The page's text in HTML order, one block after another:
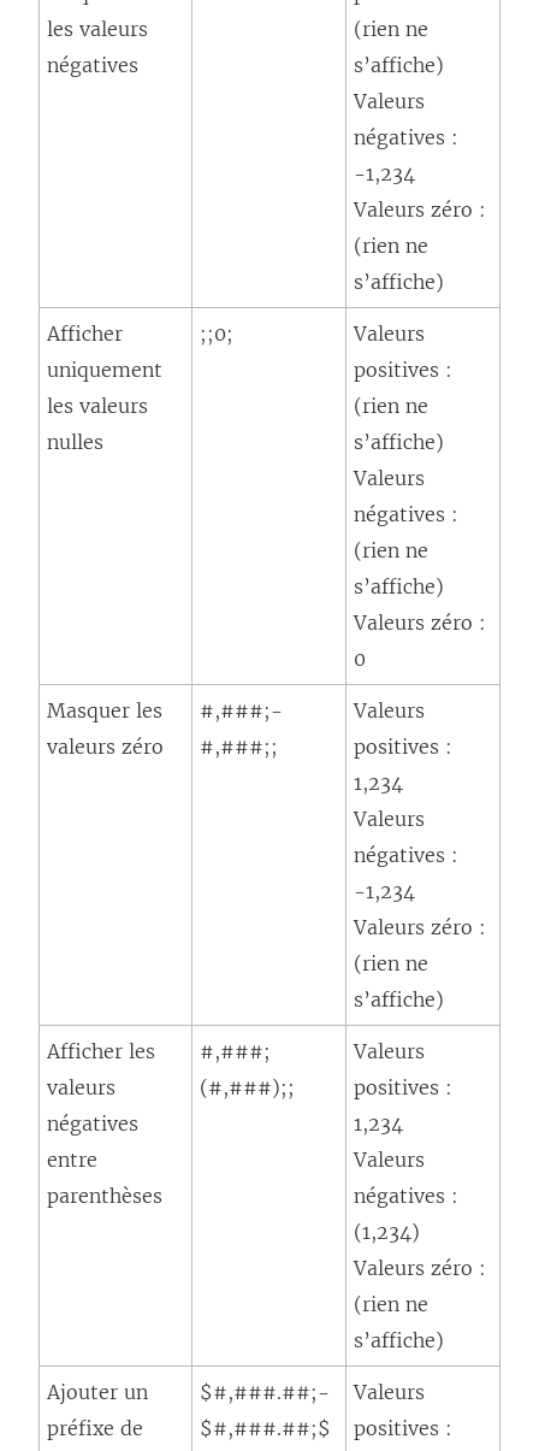
les valeurs
négatives
(rien ne
s’affiche)
Valeurs
négatives :
-1,234
Valeurs zéro :
(rien ne
s’affiche)
Afficher
uniquement
les valeurs
nulles
;;0;
Valeurs
positives :
(rien ne
s’affiche)
Valeurs
négatives :
(rien ne
s’affiche)
Valeurs zéro :
0
Masquer les
valeurs zéro
#,###;-
#,###;;
Valeurs
positives :
1,234
Valeurs
négatives :
-1,234
Valeurs zéro :
(rien ne
s’affiche)
Afficher les
valeurs
négatives
entre
parenthèses
#,###;
(#,###);;
Valeurs
positives :
1,234
Valeurs
négatives :
(1,234)
Valeurs zéro :
(rien ne
s’affiche)
Ajouter un
préfixe de
$#,###.##;-
$#,###.##;$
Valeurs
positives :